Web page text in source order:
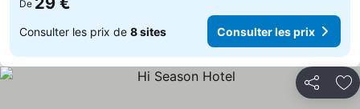
De
Consulter les prix de 8 sites Consulter les prix
Partager